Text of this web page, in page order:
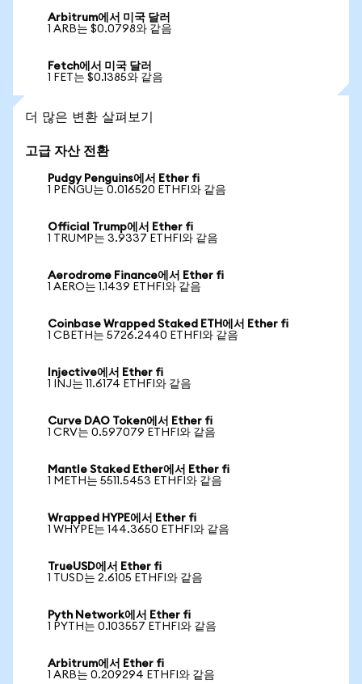
Arbitrum에서 미국 달러
1 ARB는 $0.0798와 같음
Fetch에서 미국 달러
1 FET는 $0.1385와 같음
더 많은 변환 살펴보기
고급 자산 전환
Pudgy Penguins에서 Ether fi
1 PENGU는 0.016520 ETHFI와 같음
Official Trump에서 Ether fi
1 TRUMP는 3.9337 ETHFI와 같음
Aerodrome Finance에서 Ether fi
1 AERO는 1.1439 ETHFI와 같음
Coinbase Wrapped Staked ETH에서 Ether fi
1 CBETH는 5726.2440 ETHFI와 같음
Injective에서 Ether fi
1 INJ는 11.6174 ETHFI와 같음
Curve DAO Token에서 Ether fi
1 CRV는 0.597079 ETHFI와 같음
Mantle Staked Ether에서 Ether fi
1 METH는 5511.5453 ETHFI와 같음
Wrapped HYPE에서 Ether fi
1 WHYPE는 144.3650 ETHFI와 같음
TrueUSD에서 Ether fi
1 TUSD는 2.6105 ETHFI와 같음
Pyth Network에서 Ether fi
1 PYTH는 0.103557 ETHFI와 같음
Arbitrum에서 Ether fi
1 ARB는 0.209294 ETHFI와 같음